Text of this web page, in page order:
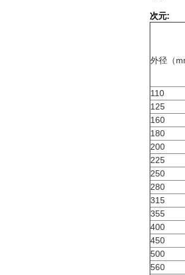
次元:
外径（
110
125
160
180
200
225
250
280
315
355
400
450
500
560